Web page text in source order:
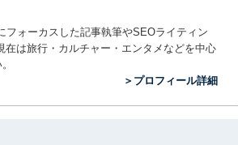
ォーカスした記事執筆やSEOライティン
は旅行・カルチャー・エンタメなどを中心
＞プロフィール詳細